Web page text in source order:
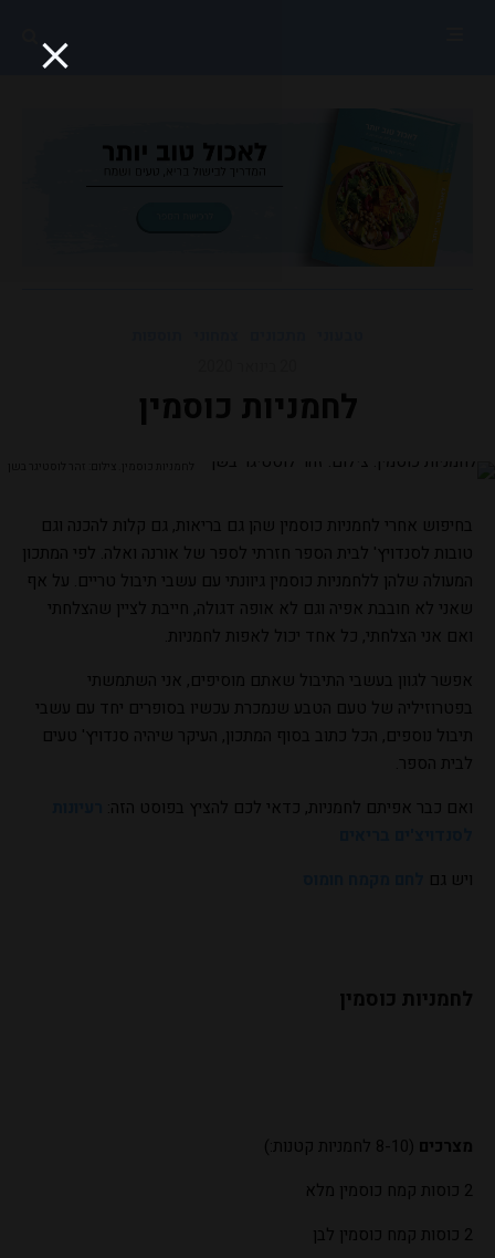
לחמניות כוסמין
בחיפוש אחרי לחמניות כוסמין שהן גם בריאות, גם קלות להכנה וגם
טובות לסנדויץ' לבית הספר חזרתי לספר של אורנה ואלה. לפי המתכון
המעולה שלהן ללחמניות כוסמין גיוונתי עם עשבי תיבול טריים. על אף
שאני לא חובבת אפיה וגם לא אופה דגולה, חייבת לציין שהצלחתי
ואם אני הצלחתי, כל אחד יכול לאפות לחמניות.
אפשר לגוון בעשבי התיבול שאתם מוסיפים, אני השתמשתי
בפטרוזיליה של טעם הטבע שנמכרת עכשיו בסופרים יחד עם עשבי
תיבול נוספים, הכל כתוב בסוף המתכון, העיקר שיהיה סנדויץ' טעים
לבית הספר.
ואם כבר אפיתם לחמניות, כדאי לכם להציץ בפוסט הזה:
ויש גם
לחמניות כוסמין
מצרכים (8-10 לחמניות קטנות:)
2 כוסות קמח כוסמין מלא
2 כוסות קמח כוסמין לבן